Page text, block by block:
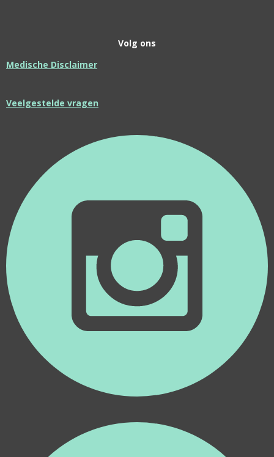
Volg ons
Medische Disclaimer
Veelgestelde vragen